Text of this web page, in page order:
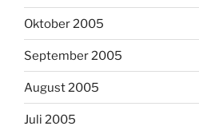
Oktober 2005
September 2005
August 2005
Juli 2005